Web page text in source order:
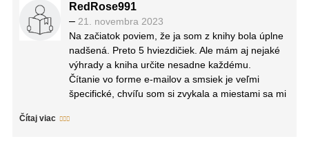
RedRose991
– 21. novembra 2023
Na začiatok poviem, že ja som z knihy bola úplne
nadšená. Preto 5 hviezdičiek. Ale mám aj nejaké
výhrady a kniha určite nesadne každému.
Čítanie vo forme e-mailov a smsiek je veľmi
špecifické, chvíľu som si zvykala a miestami sa mi
príjemnom štýle, ako keď človek lúšti nejaký
Čítaj viac